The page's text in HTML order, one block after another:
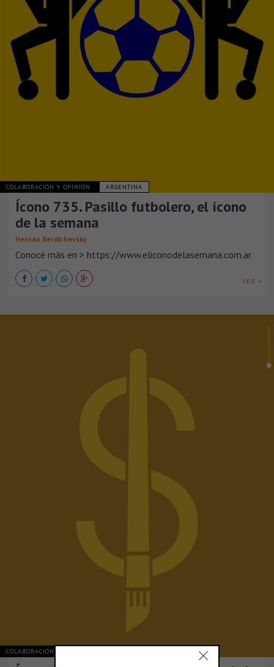
COLABORACIÓN Y OPINIÓN ARGENTINA
Ícono 735. Pasillo futbolero, el ícono
de la semana
Hernán Berdichevsky
Conocé más en > https://www.eliconodelasemana.com.ar
VER +
COLABORACIÓN Y OPINIÓN